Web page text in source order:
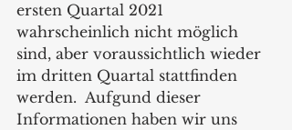
ersten Quartal 2021
wahrscheinlich nicht möglich
sind, aber voraussichtlich wieder
im dritten Quartal stattfinden
werden.  Aufgund dieser
Informationen haben wir uns